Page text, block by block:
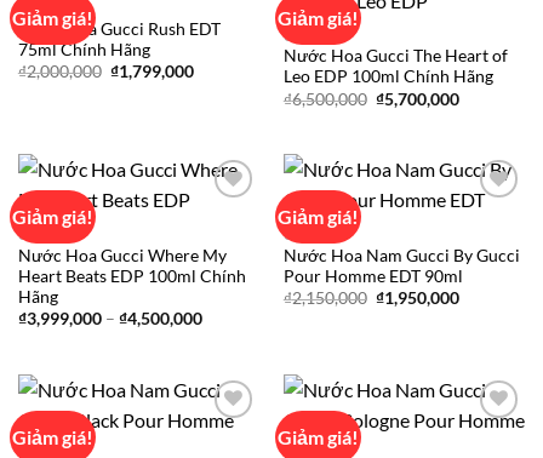
Giảm giá!
GUCCI
Nước Hoa Gucci Rush EDT
75ml Chính Hãng
₫2,000,000 Giá
gốc
₫1,799,000Giá
Giảm giá!
Add to
wishlist
GUCCI
Nước Hoa Gucci The Heart of
Leo EDP 100ml Chính Hãng
₫6,500,000 Giá
gốc
₫5,700,000Giá
Giảm giá!
Add to
wishlist
GUCCI
Nước Hoa Gucci Where My
Heart Beats EDP 100ml Chính
Hãng
₫3,999,000 – ₫4,500,000Khoảng
đến
₫4,500,000
Giảm giá!
Add to
GUCCI
Nước Hoa Nam Gucci By Gucci
Pour Homme EDT 90ml
₫2,150,000 Giá
gốc
₫1,950,000Giá
Giảm giá! Giảm giá!